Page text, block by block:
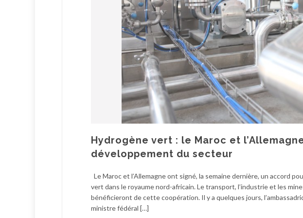
Hydrogène vert : le Maroc et
développement du secteur
Le Maroc et l’Allemagne ont signé, la semaine dernière, un accord
vert dans le royaume nord-africain. Le transport, l’industrie et les
bénéficieront de cette coopération. Il y a quelques jours,
ministre fédéral […]